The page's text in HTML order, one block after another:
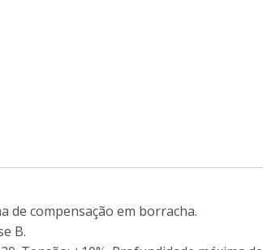
de compensação em borracha.
B.